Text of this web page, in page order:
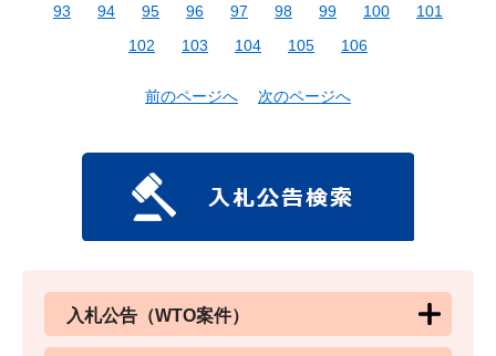
93
94 95 96 97 98 99 100
101
102
103 104 105 106
前のページへ 次のページへ
入札公告（WTO案件）